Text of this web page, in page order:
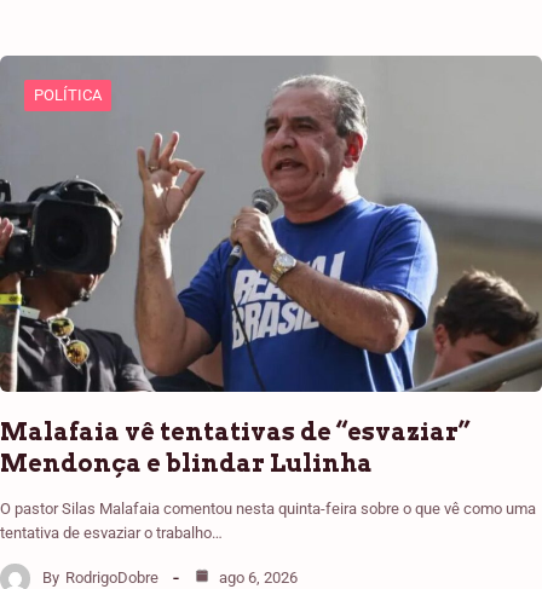
POLÍTICA
Malafaia vê tentativas de “esvaziar”
Mendonça e blindar Lulinha
O pastor Silas Malafaia comentou nesta quinta-feira sobre o que vê como uma
tentativa de esvaziar o trabalho…
By RodrigoDobre ago 6, 2026